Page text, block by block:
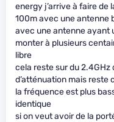
energy j’arrive à faire de
100m avec une antenne
avec une antenne ayant
monter à plusieurs
libre
cela reste sur du
d’atténuation mais reste
la fréquence est plus
identique
si on veut avoir de la